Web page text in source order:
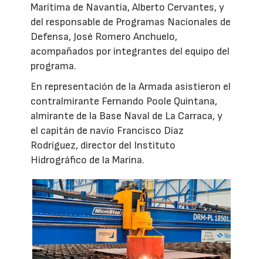
Marítima de Navantia, Alberto Cervantes, y
del responsable de Programas Nacionales de
Defensa, José Romero Anchuelo,
acompañados por integrantes del equipo del
programa.
En representación de la Armada asistieron el
contralmirante Fernando Poole Quintana,
almirante de la Base Naval de La Carraca, y
el capitán de navío Francisco Díaz
Rodríguez, director del Instituto
Hidrográfico de la Marina.